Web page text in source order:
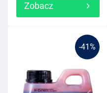
Zobacz
-41%